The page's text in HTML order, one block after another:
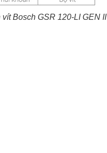
Bosch GSR 120-LI GEN II